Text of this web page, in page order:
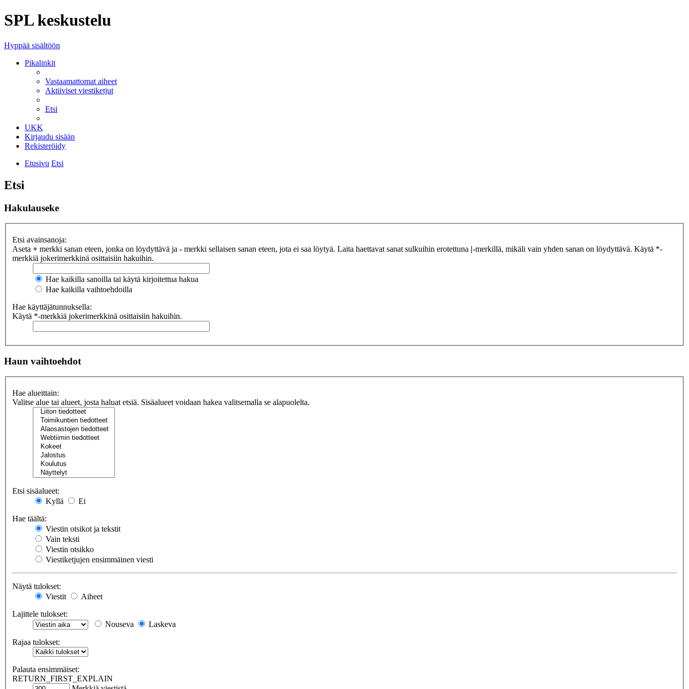
SPL keskustelu
Hyppää sisältöön
Pikalinkit
Vastaamattomat aiheet
Aktiiviset viestiketjut
Etsi
UKK
Kirjaudu sisään
Rekisteröidy
Etusivu Etsi
Etsi
Hakulauseke
Etsi avainsanoja:
Aseta + merkki sanan eteen, jonka on löydyttävä ja - merkki sellaisen sanan eteen, jota ei saa löytyä. Laita haettavat sanat sulkuihin erotettuna |-merkillä, mikäli vain yhden sanan on löydyttävä. Käytä *-
merkkiä jokerimerkkinä osittaisiin hakuihin.
Hae kaikilla sanoilla tai käytä kirjoitettua hakua
Hae kaikilla vaihtoehdoilla
Hae käyttäjätunnuksella:
Käytä *-merkkiä jokerimerkkinä osittaisiin hakuihin.
Haun vaihtoehdot
Hae alueittain:
Valitse alue tai alueet, josta haluat etsiä. Sisäalueet voidaan hakea valitsemalla se alapuolelta.
Etsi sisäalueet:
Kyllä
Ei
Hae täältä:
Viestin otsikot ja tekstit
Vain teksti
Viestin otsikko
Viestiketjujen ensimmäinen viesti
Näytä tulokset:
Viestit
Aiheet
Lajittele tulokset:
Nouseva
Laskeva
Rajaa tulokset:
Palauta ensimmäiset:
RETURN_FIRST_EXPLAIN